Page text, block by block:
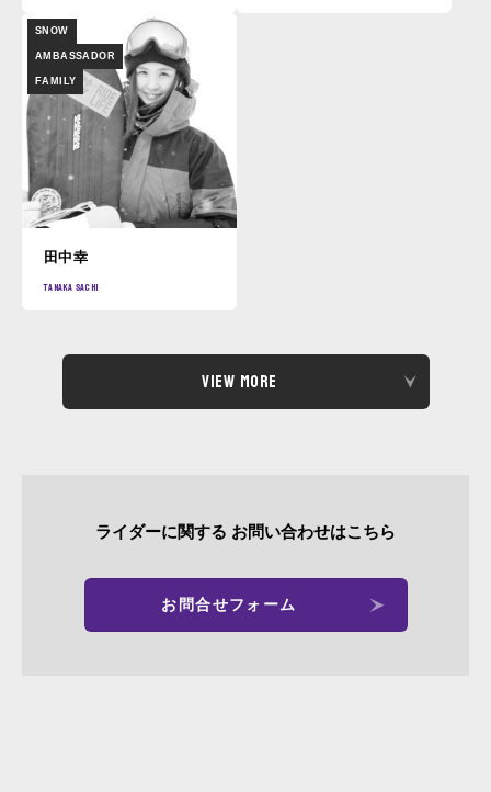
SNOW
AMBASSADOR
FAMILY
田中幸
tanakasachi
View More
ライダーに関する お問い合わせはこちら
お問合せフォーム